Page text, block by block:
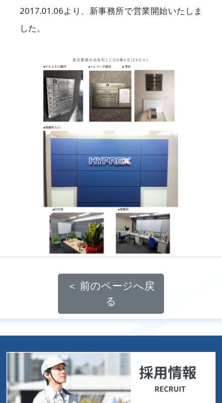
2017.01.06より、新事務所で営業開始いたしま
した。
＜ 前のページへ戻
る